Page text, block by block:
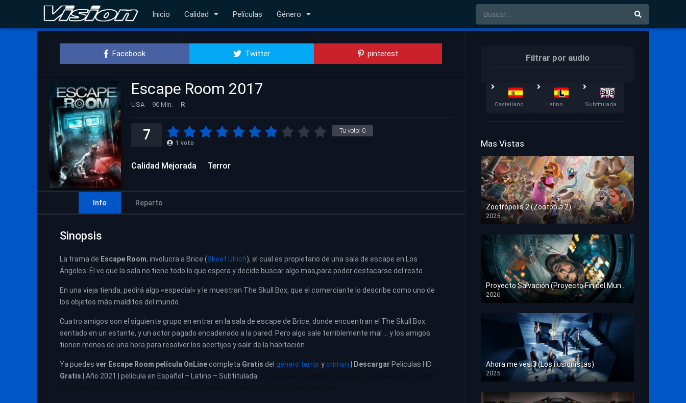
Inicio Calidad Películas Género
Facebook Twitter pinterest
Escape Room 2017
USA 90 Min. R
Tu voto: 0
7 1 voto
Calidad Mejorada Terror
Info Reparto
Sinopsis
La trama de Escape Room, involucra a Brice (Skeet Ulrich), el cual es propietario de una sala de escape en Los
Ángeles. Él ve que la sala no tiene todo lo que espera y decide buscar algo mas,para poder destacarse del resto.
En una vieja tienda, pedirá algo «especial» y le muestran The Skull Box, que el comerciante lo describe como uno de
los objetos más malditos del mundo.
Cuatro amigos son el siguiente grupo en entrar en la sala de escape de Brice, donde encuentran el The Skull Box
sentado en un estante, y un actor pagado encadenado a la pared. Pero algo sale terriblemente mal … y los amigos
tienen menos de una hora para resolver los acertijos y salir de la habitación.
Ya puedes ver Escape Room película OnLinecompleta Gratis del género terrorycrimen Descargar Peliculas HD
Gratis | Año 2021 | película en Español – Latino – Subtitulada.
Filtrar por audio
Castellano Latino Subtitulada
Mas Vistas
Zootrópolis 2 (Zootopia 2)
2025
HD 1080p
Proyecto Salvación (Proyecto Fin del Mundo)
2026
HD 1080p
Ahora me ves 3 (Los ilusionistas)
2025
HD 1080p